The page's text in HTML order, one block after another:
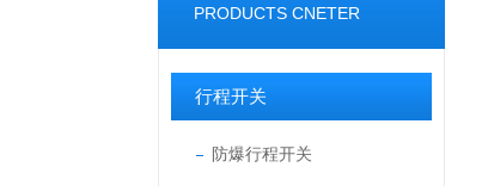
PRODUCTS CNETER
行程开关
防爆行程开关